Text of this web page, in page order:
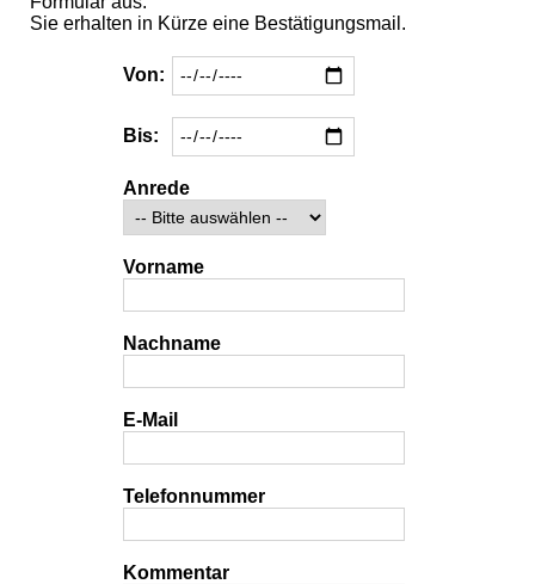
Sie erhalten in Kürze eine Bestätigungsmail.
Von:
Bis:
Anrede
Vorname
Nachname
E-Mail
Telefonnummer
Kommentar